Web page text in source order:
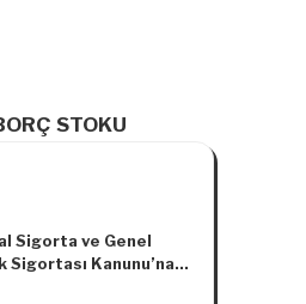
STOKU
Sigorta ve Genel
Sigortası Kanunu’na